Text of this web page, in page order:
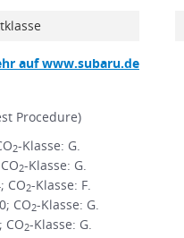
auf www.subaru.de
Procedure)
2-Klasse: G.
2-Klasse: G.
CO2-Klasse: F.
CO2-Klasse: G.
CO2-Klasse: G.